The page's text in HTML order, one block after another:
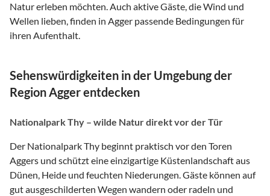
Natur erleben möchten. Auch aktive Gäste, die Wind und
Wellen lieben, finden in Agger passende Bedingungen für
ihren Aufenthalt.
Sehenswürdigkeiten in der Umgebung der
Region Agger entdecken
Nationalpark Thy – wilde Natur direkt vor der Tür
Der Nationalpark Thy beginnt praktisch vor den Toren
Aggers und schützt eine einzigartige Küstenlandschaft aus
Dünen, Heide und feuchten Niederungen. Gäste können auf
gut ausgeschilderten Wegen wandern oder radeln und